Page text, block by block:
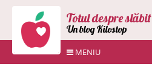
Totul despre slăbit
Un blog Kilostop
MENIU